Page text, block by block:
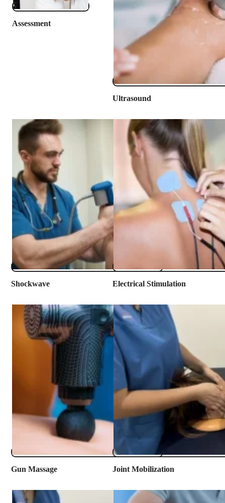
Assessment
Ultrasound
​Shockwave Electrical Stimulation
​Gun Massage ​Joint Mobilization